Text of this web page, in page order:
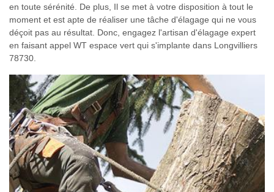
en toute sérénité. De plus, Il se met à votre disposition à tout le
moment et est apte de réaliser une tâche d'élagage qui ne vous
déçoit pas au résultat. Donc, engagez l'artisan d'élagage expert
en faisant appel WT espace vert qui s'implante dans Longvilliers
78730.